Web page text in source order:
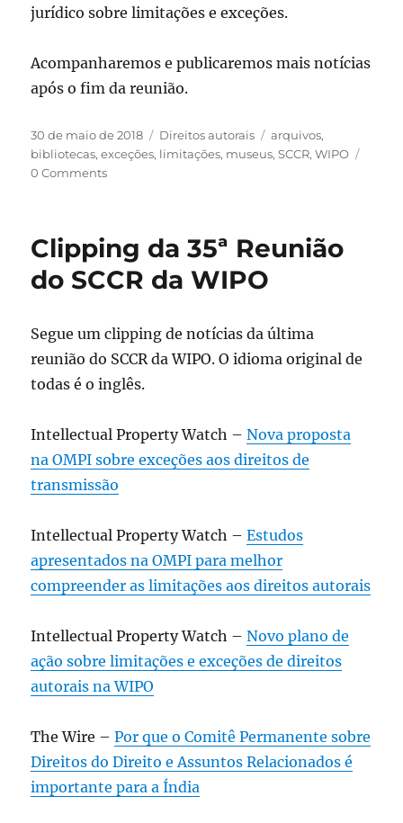
jurídico sobre limitações e exceções.
Acompanharemos e publicaremos mais notícias
após o fim da reunião.
Publicado
em
30 de maio de 2018 Categorias
Direitos autorais Tags
arquivos,
bibliotecas,exceções, limitações, museus,SCCR,WIPO
0 Comments
Clipping da 35ª Reunião
do SCCR da WIPO
Segue um clipping de notícias da última
reunião do SCCR da WIPO. O idioma original de
todas é o inglês.
Intellectual Property Watch –Nova proposta
na OMPI sobre exceções aos direitos de
transmissão
Intellectual Property Watch –Estudos
apresentados na OMPI para melhor
compreender as limitações aos direitos autorais
Intellectual Property Watch –Novo plano de
ação sobre limitações e exceções de direitos
autorais na WIPO
The Wire –Por que o Comitê Permanente sobre
Direitos do Direito e Assuntos Relacionados é
importante para a Índia